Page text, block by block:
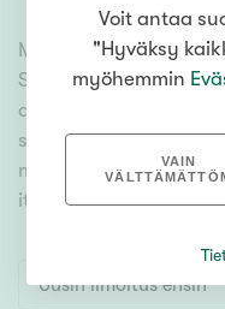
Asuntotyyppi
Kerros-/luhtitalo
Rivitalo/paritalo
Omakoti-/
Maa- tai metsätila
Vapaa-ajan
Toimitila
Meiltä löydät
Solja kattavasti ja
avulla löydät
sauna, parveke tai
myytävät
itsellesi mieleinen!
Uusin ilmoitus ensin
Voit antaa
"Hyväksy
myöhemmin
VAIN